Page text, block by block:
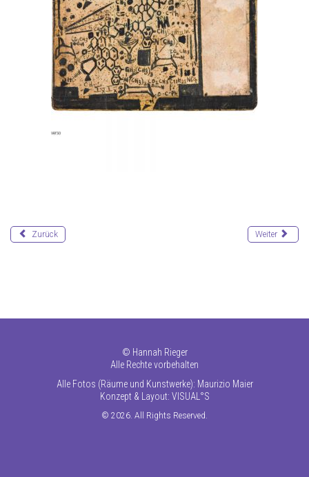
Zurück Weiter
© Hannah Rieger
Alle Rechte vorbehalten
Alle Fotos (Räume und Kunstwerke): Maurizio Maier
Konzept & Layout: VISUAL°S
© 2026. All Rights Reserved.